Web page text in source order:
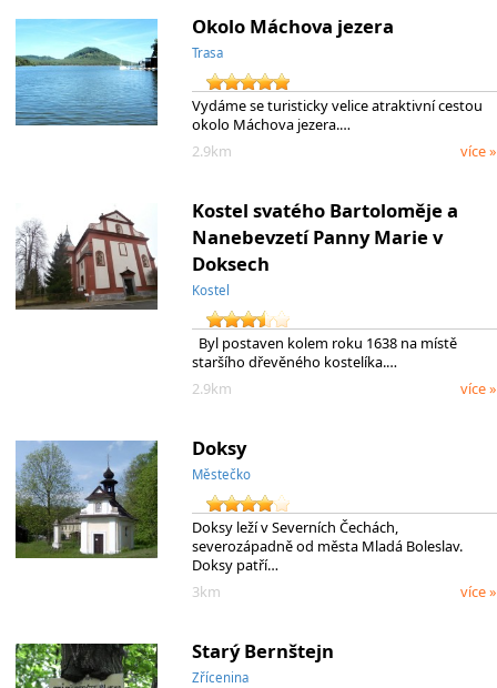
Okolo Máchova jezera
Trasa
Vydáme se turisticky velice atraktivní cestou
okolo Máchova jezera.…
2.9km
více »
Kostel svatého Bartoloměje a
Nanebevzetí Panny Marie v
Doksech
Kostel
Byl postaven kolem roku 1638 na místě
staršího dřevěného kostelíka.…
2.9km
více »
Doksy
Městečko
Doksy leží v Severních Čechách,
severozápadně od města Mladá Boleslav.
Doksy patří…
3km
více »
Starý Bernštejn
Zřícenina